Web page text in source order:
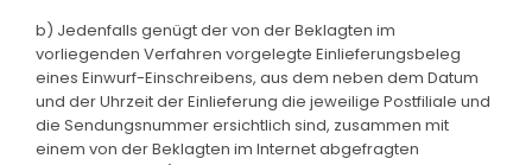
b) Jedenfalls genügt der von der Beklagten im
vorliegenden Verfahren vorgelegte Einlieferungsbeleg
eines Einwurf-Einschreibens, aus dem neben dem Datum
und der Uhrzeit der Einlieferung die jeweilige Postfiliale und
die Sendungsnummer ersichtlich sind, zusammen mit
einem von der Beklagten im Internet abgefragten